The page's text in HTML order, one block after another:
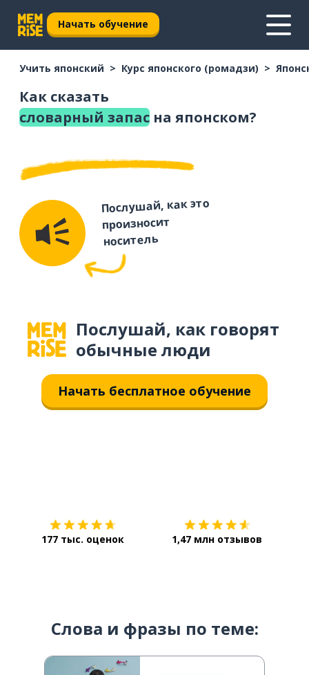
Начать обучение
Учить японский Курс японского (ромадзи)
Как сказать
словарный запас на японском?
Послушай, как это
произносит
носитель
Послушай, как говорят
обычные люди
Начать бесплатное обучение
177 тыс. оценок 1,47 млн отзывов
Слова и фразы по теме: